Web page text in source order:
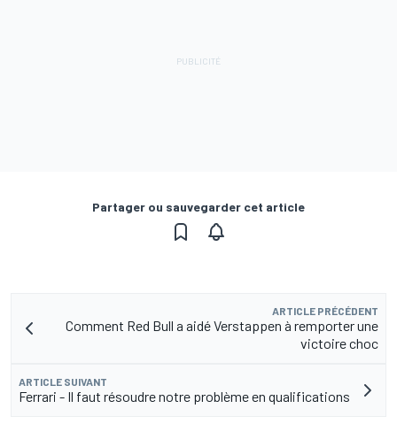
Partager ou sauvegarder cet article
ARTICLE PRÉCÉDENT
Comment Red Bull a aidé Verstappen à remporter une
victoire choc
ARTICLE SUIVANT
Ferrari - Il faut résoudre notre problème en qualifications